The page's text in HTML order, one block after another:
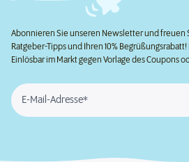
Abonnieren Sie unseren Newsletter und freuen
Ratgeber-Tipps und Ihren 10%
Einlösbar im Markt gegen Vorlage des Coupons
E-Mail-Adresse*